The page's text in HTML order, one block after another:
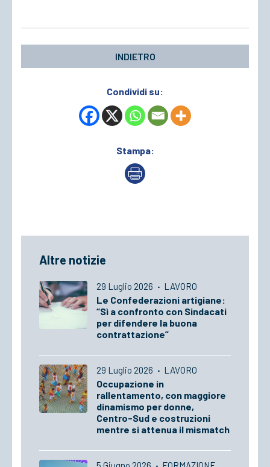
INDIETRO
Condividi su:
Stampa:
Altre notizie
29 Luglio 2026 · LAVORO
Le Confederazioni artigiane:
“Sì a confronto con Sindacati
per difendere la buona
contrattazione”
29 Luglio 2026 · LAVORO
Occupazione in
rallentamento, con maggiore
dinamismo per donne,
Centro-Sud e costruzioni
mentre si attenua il mismatch